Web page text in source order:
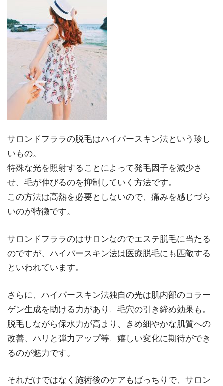
サロンドフララの脱毛はハイパースキン法という珍し
いもの。
特殊な光を照射することによって発毛因子を減少さ
せ、毛が伸びるのを抑制していく方法です。
この方法は高熱を必要としないので、痛みを感じづら
いのが特徴です。
サロンドフララのはサロンなのでエステ脱毛に当たる
のですが、ハイパースキン法は医療脱毛にも匹敵する
といわれています。
さらに、ハイパースキン法独自の光は肌内部のコラー
ゲン生成を助ける力があり、毛穴の引き締め効果も。
脱毛しながら保水力が高まり、きめ細やかな肌質への
改善、ハリと弾力アップ等、嬉しい変化に期待ができ
るのが魅力です。
それだけではなく施術後のケアもばっちりで、サロン